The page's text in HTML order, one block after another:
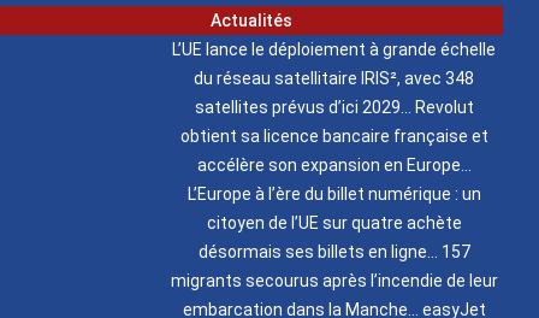
Actualités
L’UE lance le déploiement à grande échelle
du réseau satellitaire IRIS², avec 348
satellites prévus d’ici 2029
Revolut
obtient sa licence bancaire française et
accélère son expansion en Europe
L’Europe à l’ère du billet numérique : un
citoyen de l’UE sur quatre achète
désormais ses billets en ligne
157
migrants secourus après l’incendie de leur
embarcation dans la Manche
easyJet